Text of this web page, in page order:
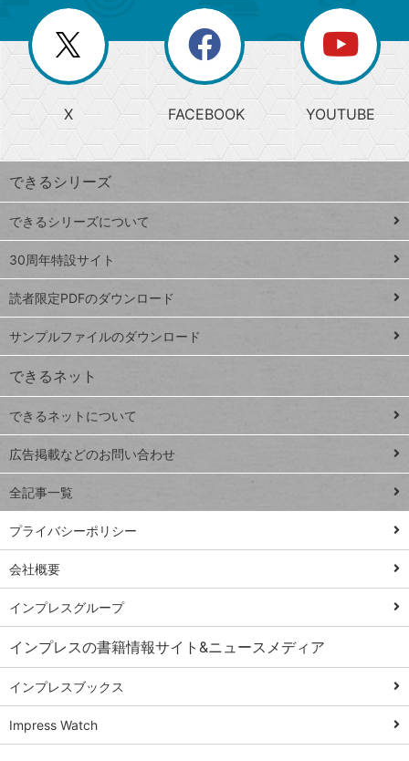
じ
る
search
検
索
上
昇
ワ
ー
ド
Google
スプレ
ッドシ
ート
iPhone
VLOOKUP
close
閉じ
る
閉
じ
る
ー
か
ら
探
す
ト
ッ
プ
ペ
ジ
連載
Excel Q&A
トイアンナ流仕
事術
PowerAutomate
ではじめる業務
の完全自動化
AI議事録作成術
Windows 11
Q&A
Teams踏み込み
活用術
Excel講師の仕事
術
X FACEBOOK YOUTUBE
できるシリーズ
できるシリーズについて
30周年特設サイト
読者限定PDFのダウンロード
サンプルファイルのダウンロード
できるネット
できるネットについて
広告掲載などのお問い合わせ
全記事一覧
プライバシーポリシー
会社概要
インプレスグループ
インプレスの書籍情報サイト&ニュースメディア
インプレスブックス
Impress Watch